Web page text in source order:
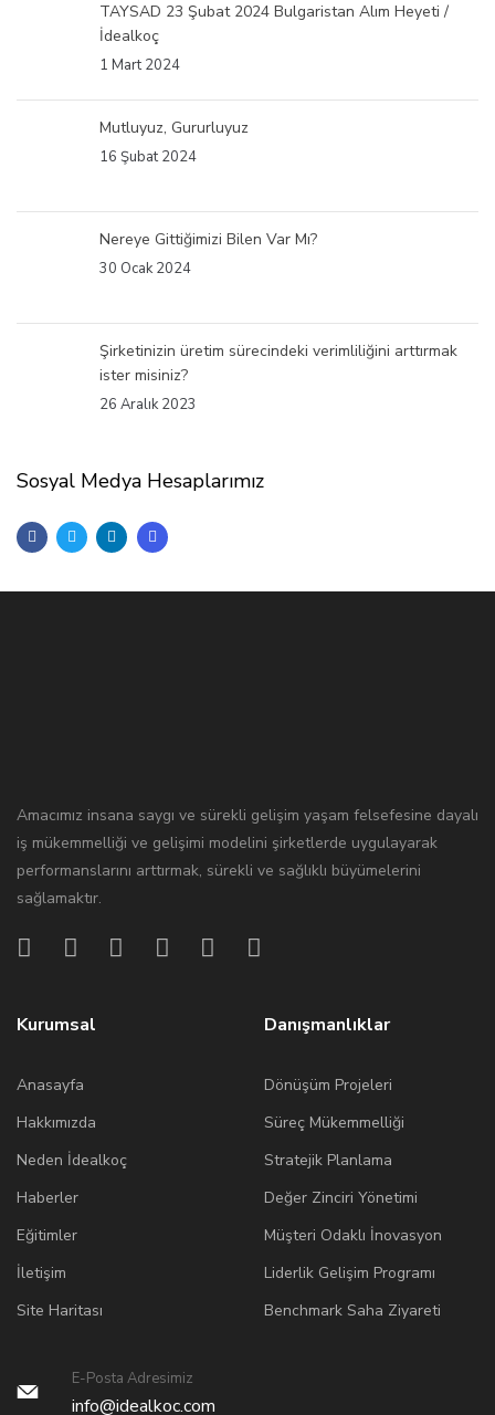
TAYSAD 23 Şubat 2024 Bulgaristan Alım Heyeti /
İdealkoç
1 Mart 2024
Mutluyuz, Gururluyuz
16 Şubat 2024
Nereye Gittiğimizi Bilen Var Mı?
30 Ocak 2024
Şirketinizin üretim sürecindeki verimliliğini arttırmak
ister misiniz?
26 Aralık 2023
Sosyal Medya Hesaplarımız
Amacımız insana saygı ve sürekli gelişim yaşam felsefesine dayalı
iş mükemmelliği ve gelişimi modelini şirketlerde uygulayarak
performanslarını arttırmak, sürekli ve sağlıklı büyümelerini
sağlamaktır.
Kurumsal
Anasayfa
Hakkımızda
Neden İdealkoç
Haberler
Eğitimler
İletişim
Site Haritası
Danışmanlıklar
Dönüşüm Projeleri
Süreç Mükemmelliği
Stratejik Planlama
Değer Zinciri Yönetimi
Müşteri Odaklı İnovasyon
Liderlik Gelişim Programı
Benchmark Saha Ziyareti
E-Posta Adresimiz
info@idealkoc.com